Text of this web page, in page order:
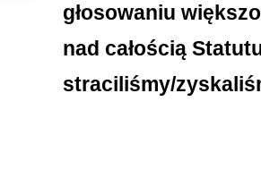
głosowaniu
nad całością
straciliśmy/